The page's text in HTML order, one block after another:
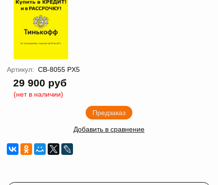
Артикул: CB-8055 PX5
29 900 руб
(нет в наличии)
Предзаказ
Добавить в сравнение